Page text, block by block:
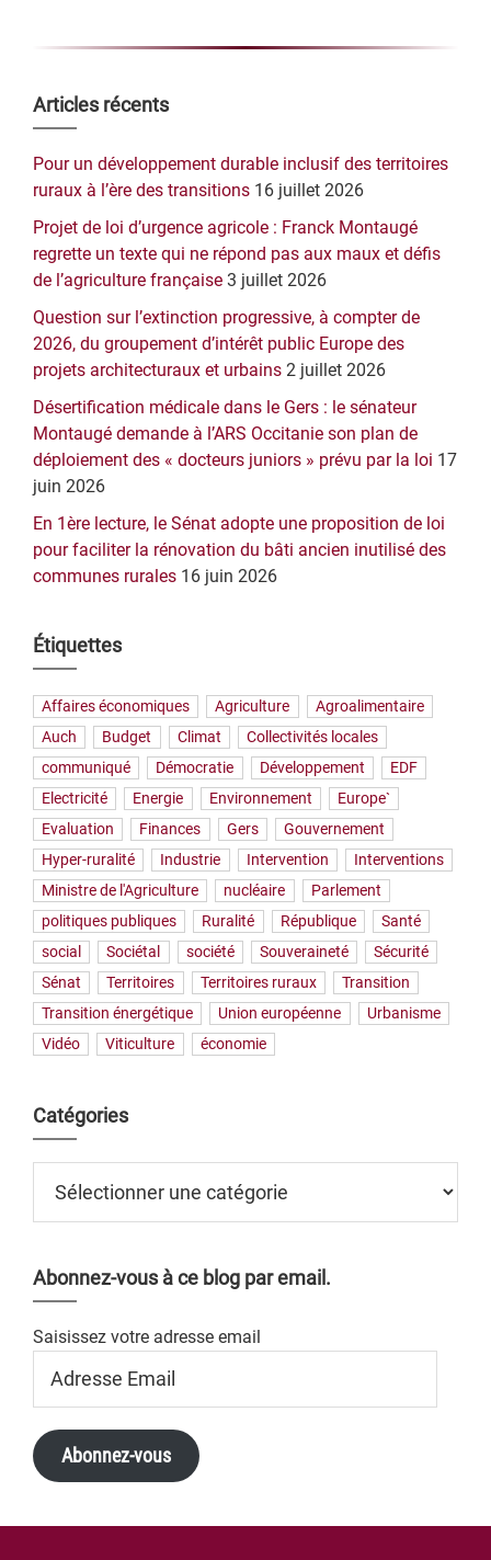
Barre
latérale
principale
Articles récents
Pour un développement durable inclusif des territoires
ruraux à l’ère des transitions 16 juillet 2026
Projet de loi d’urgence agricole : Franck Montaugé
regrette un texte qui ne répond pas aux maux et défis
de l’agriculture française 3 juillet 2026
Question sur l’extinction progressive, à compter de
2026, du groupement d’intérêt public Europe des
projets architecturaux et urbains 2 juillet 2026
Désertification médicale dans le Gers : le sénateur
Montaugé demande à l’ARS Occitanie son plan de
déploiement des « docteurs juniors » prévu par la loi 17
juin 2026
En 1ère lecture, le Sénat adopte une proposition de loi
pour faciliter la rénovation du bâti ancien inutilisé des
communes rurales 16 juin 2026
Étiquettes
Affaires économiques Agriculture
Agroalimentaire
Auch
Budget Climat
Collectivités locales
communiqué
Démocratie Développement
EDF
Electricité
Energie Environnement
Europe`
Evaluation
Finances Gers
Gouvernement
Hyper-ruralité
Industrie Intervention
Interventions
Ministre de l'Agriculture
nucléaire
Parlement
politiques publiques
Ruralité République
Santé
social
Sociétal société Souveraineté
Sécurité
Sénat
Territoires Territoires ruraux
Transition
Transition énergétique
Union européenne
Urbanisme
Vidéo
Viticulture économie
Catégories
Abonnez-vous à ce blog par email.
Saisissez votre adresse email
Email
Abonnez-vous